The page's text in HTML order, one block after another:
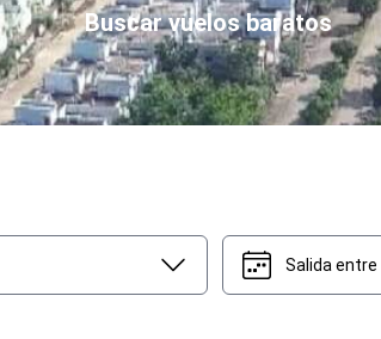
Buscar vuelos baratos
Salida entre